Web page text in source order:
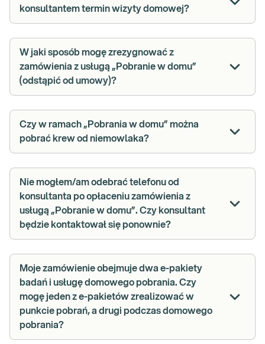
konsultantem termin wizyty domowej?
W jaki sposób mogę zrezygnować z
zamówienia z usługą „Pobranie w domu”
(odstąpić od umowy)?
Czy w ramach „Pobrania w domu” można
pobrać krew od niemowlaka?
Nie mogłem/am odebrać telefonu od
konsultanta po opłaceniu zamówienia z
usługą „Pobranie w domu”. Czy konsultant
będzie kontaktował się ponownie?
Moje zamówienie obejmuje dwa e-pakiety
badań i usługę domowego pobrania. Czy
mogę jeden z e-pakietów zrealizować w
punkcie pobrań, a drugi podczas domowego
pobrania?